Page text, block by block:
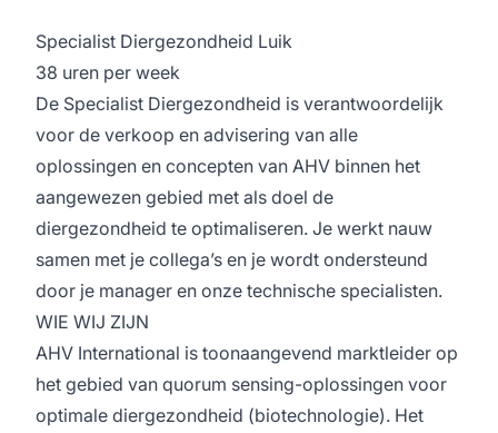
Specialist Diergezondheid Luik
38 uren per week
De Specialist Diergezondheid is verantwoordelijk
voor de verkoop en advisering van alle
oplossingen en concepten van AHV binnen het
aangewezen gebied met als doel de
diergezondheid te optimaliseren. Je werkt nauw
samen met je collega’s en je wordt ondersteund
door je manager en onze technische specialisten.
WIE WIJ ZIJN
AHV International is toonaangevend marktleider op
het gebied van quorum sensing-oplossingen voor
optimale diergezondheid (biotechnologie). Het